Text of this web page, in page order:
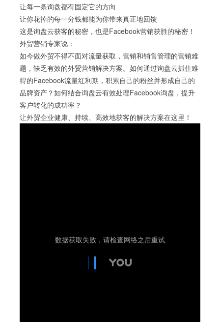
让每一条询盘都有固定它的方向
让你花掉的每一分钱都能为你带来真正地回馈
这是询盘云获客的秘密，也是Facebook营销获胜的秘密！
外贸营销专家说：
如今做外贸不得不面对流量获取，营销和销售管理的营销难
题，缺乏有效的外贸营销解决方案。如何通过询盘云抓住难
得的Facebook流量红利期，积累自己的粉丝并形成自己的
品牌资产？如何结合询盘云有效处理Facebook询盘，提升
客户转化的成功率？
让外贸企业健康、持续、高效地获客的解决方案在这里！